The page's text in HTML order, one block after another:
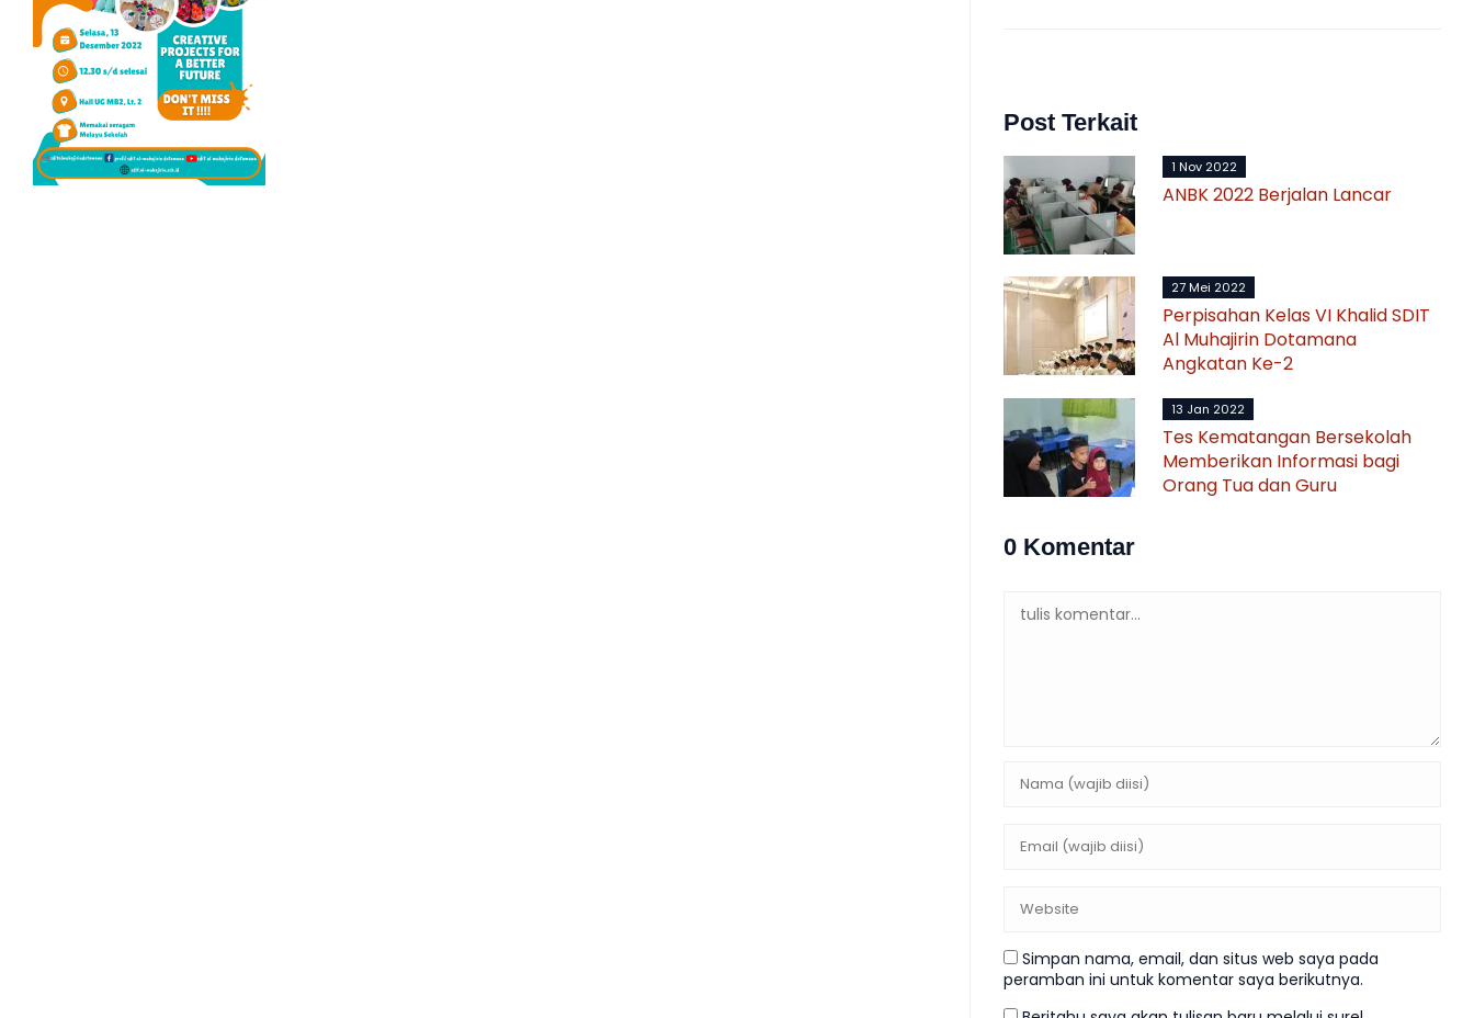
Post Terkait
1 Nov 2022
ANBK 2022 Berjalan Lancar
27 Mei 2022
Perpisahan Kelas VI Khalid SDIT
Al Muhajirin Dotamana
Angkatan Ke-2
13 Jan 2022
Tes Kematangan Bersekolah
Memberikan Informasi bagi
Orang Tua dan Guru
0 Komentar
Simpan nama, email, dan situs web saya pada
peramban ini untuk komentar saya berikutnya.